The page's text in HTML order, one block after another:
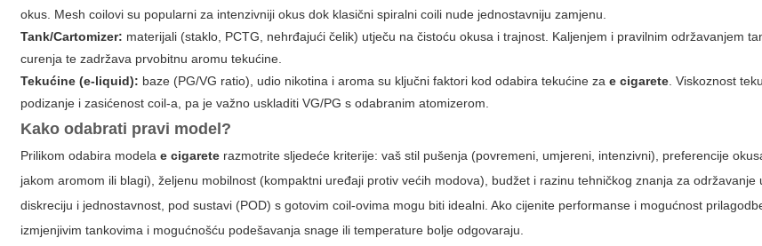
okus. Mesh coilovi su popularni za intenzivniji okus dok klasični spiralni coili nude jednostavniju zamjenu.
Tank/Cartomizer: materijali (staklo, PCTG, nehrđajući čelik) utječu na čistoću okusa i trajnost. Kaljenjem i pravilnim održavanjem
curenja te zadržava prvobitnu aromu tekućine.
Tekućine (e-liquid): baze (PG/VG ratio), udio nikotina i aroma su ključni faktori kod odabira tekućine zae cigarete . Viskoznost
podizanje i zasićenost coil-a, pa je važno uskladiti VG/PG s odabranim atomizerom.
Kako odabrati pravi model?
Prilikom odabira modelae cigarete razmotrite sljedeće kriterije: vaš stil pušenja (povremeni, umjereni, intenzivni), preferencije
jakom aromom ili blagi), željenu mobilnost (kompaktni uređaji protiv većih modova), budžet i razinu tehničkog znanja za održavanje
diskreciju i jednostavnost, pod sustavi (POD) s gotovim coil-ovima mogu biti idealni. Ako cijenite performanse i mogućnost
izmjenjivim tankovima i mogućnošću podešavanja snage ili temperature bolje odgovaraju.